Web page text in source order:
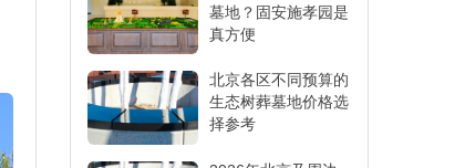
墓地？固安施孝园是
真方便
北京各区不同预算的
生态树葬墓地价格选
择参考